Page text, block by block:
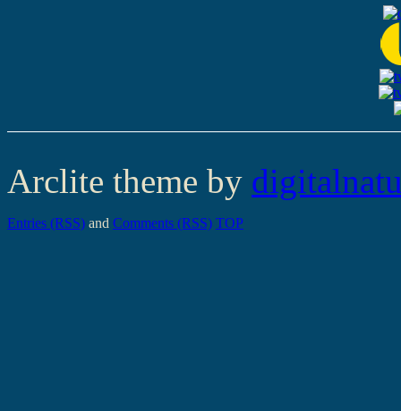
Arclite theme by
Entries (RSS) and Comments (RSS) TOP